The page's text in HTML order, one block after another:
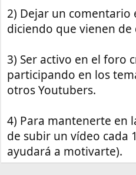
2) Dejar un comentario
diciendo que vienen de
3) Ser activo en el foro
participando en los
otros Youtubers.
4) Para mantenerte en
de subir un vídeo cada
ayudará a motivarte).